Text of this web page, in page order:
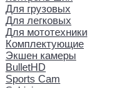
Для грузовых
Для легковых
Для мототехники
Комплектующие
Экшен камеры
BulletHD
Sports Cam